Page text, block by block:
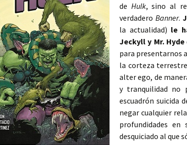
de Hulk, sino al
verdadero Banner.
la actualidad) le
Jeckyll y Mr. Hyde
para presentarnos
la corteza
alter ego, de
y tranquilidad no
escuadrón suicida
negar cualquier
profundidades
desquiciado al que